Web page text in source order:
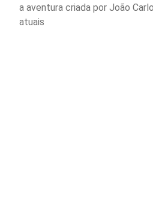
a aventura criada por João
atuais